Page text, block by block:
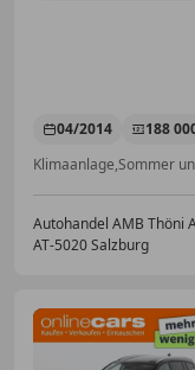
04/2014 188
Klimaanlage,Sommer
Autohandel AMB Thöni
AT-5020 Salzburg